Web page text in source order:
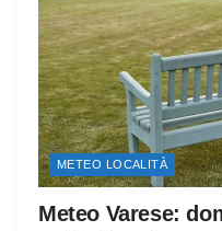
METEO LOCALITÀ
Meteo Varese: